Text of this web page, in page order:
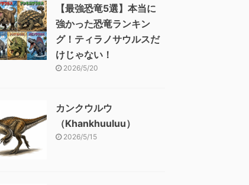
【最強恐竜5選】本当に
強かった恐竜ランキン
グ！ティラノサウルスだ
けじゃない！
2026/5/20
カンクウルウ
（Khankhuuluu）
2026/5/15